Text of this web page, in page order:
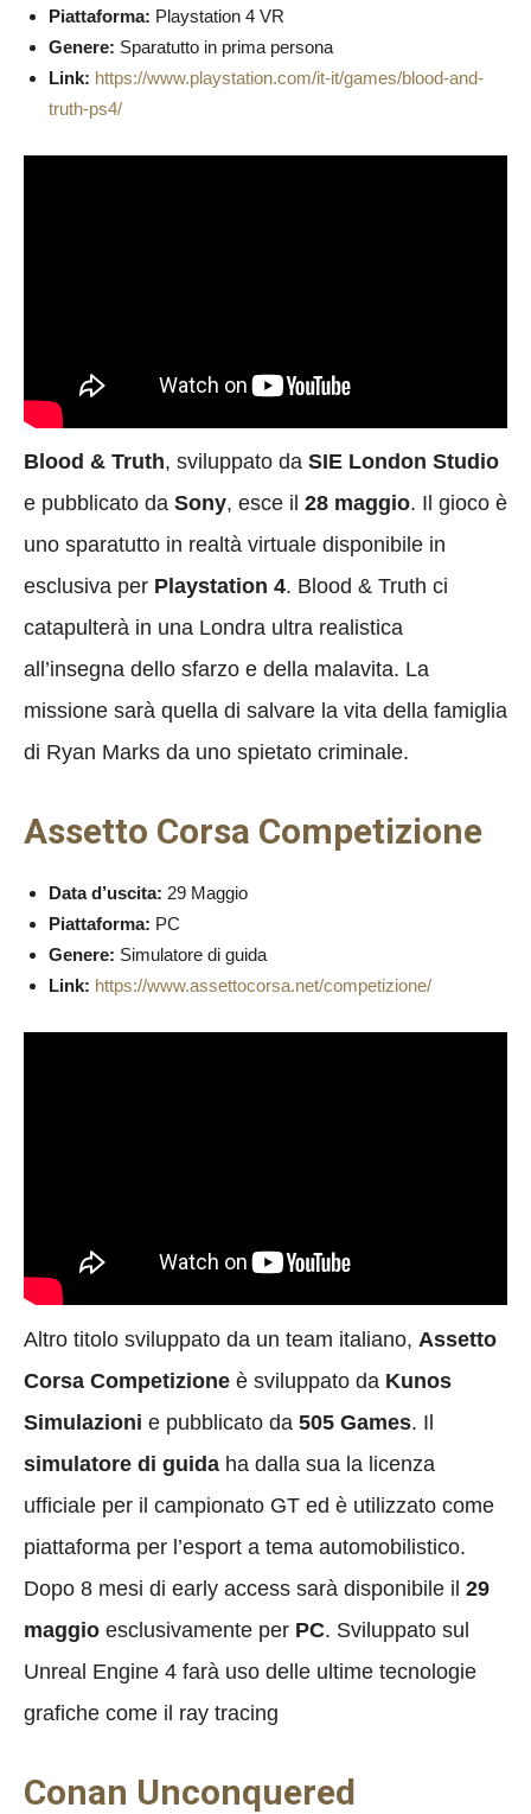
Piattaforma: Playstation 4 VR
Genere: Sparatutto in prima persona
Link: https://www.playstation.com/it-it/games/blood-and-
truth-ps4/
Blood & Truth, sviluppato da SIE London Studio
e pubblicato da Sony, esce il 28 maggio. Il gioco è
uno sparatutto in realtà virtuale disponibile in
esclusiva per Playstation 4. Blood & Truth ci
catapulterà in una Londra ultra realistica
all’insegna dello sfarzo e della malavita. La
missione sarà quella di salvare la vita della famiglia
di Ryan Marks da uno spietato criminale.
Assetto Corsa Competizione
Data d’uscita: 29 Maggio
Piattaforma: PC
Genere: Simulatore di guida
Link: https://www.assettocorsa.net/competizione/
Altro titolo sviluppato da un team italiano, Assetto
Corsa Competizione è sviluppato da Kunos
Simulazioni e pubblicato da 505 Games. Il
simulatore di guida ha dalla sua la licenza
ufficiale per il campionato GT ed è utilizzato come
piattaforma per l’esport a tema automobilistico.
Dopo 8 mesi di early access sarà disponibile il 29
maggio esclusivamente per PC. Sviluppato sul
Unreal Engine 4 farà uso delle ultime tecnologie
grafiche come il ray tracing
Conan Unconquered